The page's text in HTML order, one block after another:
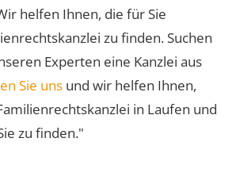
helfen Ihnen, die für Sie
zu finden. Suchen
Experten eine Kanzlei aus
Sie uns und wir helfen Ihnen,
in Laufen und
zu finden."